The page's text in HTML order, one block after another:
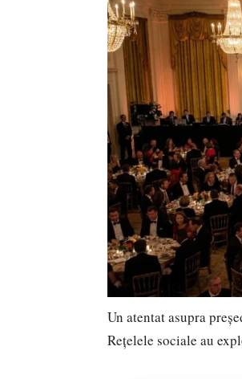
Un atentat asupra
Rețelele sociale au